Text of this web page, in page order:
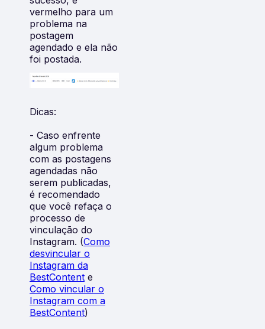
vermelho para um
problema na
postagem
agendado e ela não
foi postada.
Dicas:
- Caso enfrente
algum problema
com as postagens
agendadas não
serem publicadas,
é recomendado
que você refaça o
processo de
vinculação do
Instagram. (Como
desvincular o
Instagram da
BestContent e
Como vincular o
Instagram com a
BestContent)